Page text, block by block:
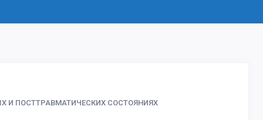
И ПОСТТРАВМАТИЧЕСКИХ СОСТОЯНИЯХ